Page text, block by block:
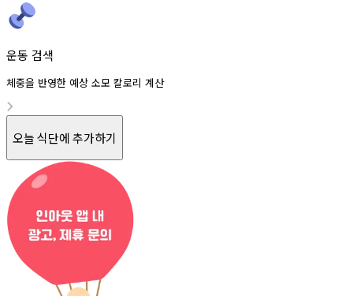
운동 검색
체중을 반영한 예상 소모 칼로리 계산
오늘 식단에 추가하기